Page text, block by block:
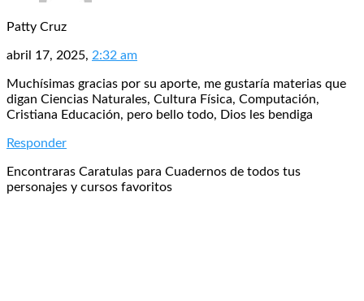
Patty Cruz
abril 17, 2025, 2:32 am
Muchísimas gracias por su aporte, me gustaría materias que
digan Ciencias Naturales, Cultura Física, Computación,
Cristiana Educación, pero bello todo, Dios les bendiga
Responder
Encontraras Caratulas para Cuadernos de todos tus
personajes y cursos favoritos